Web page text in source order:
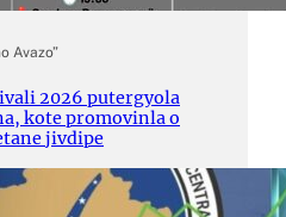
Avazo”
2026 putergyola
kote promovinla o
jivdipe